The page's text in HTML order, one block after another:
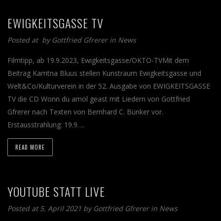
EWIGKEITSGASSE TV
Posted at by Gottfried Gfrerer in News
Filmtipp, ab 19.9.2023, Ewigkeitsgasse/OKTO-TVMit dem
Beitrag Karntna Bluus stellen Kunstraum Ewigkeitsgasse und
Welt&Co/Kulturverein in der 52. Ausgabe von EWIGKEITSGASSE
TV die CD Wonn du amol geast mit Liedern von Gottfried
Gfrerer nach Texten von Bernhard C. Bünker vor.
Erstausstrahlung: 19.9….
READ MORE
YOUTUBE STATT LIVE
Posted at 5. April 2021 by Gottfried Gfrerer in News